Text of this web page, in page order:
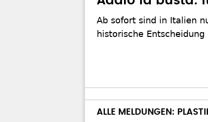
Ab sofort sind in Italien
historische
ALLE MELDUNGEN: